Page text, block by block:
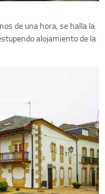
de una hora, se halla la
alojamiento de la